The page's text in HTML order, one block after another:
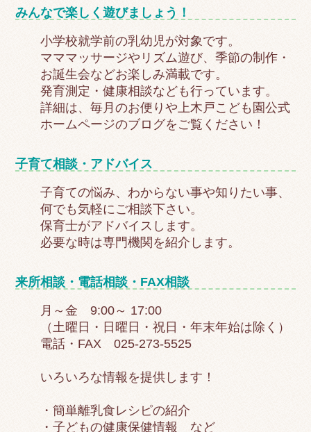
みんなで楽しく遊びましょう！
小学校就学前の乳幼児が対象です。
マママッサージやリズム遊び、季節の制作・
お誕生会などお楽しみ満載です。
発育測定・健康相談なども行っています。
詳細は、毎月のお便りや上木戸こども園公式
ホームページのブログをご覧ください！
子育て相談・アドバイス
子育ての悩み、わからない事や知りたい事、
何でも気軽にご相談下さい。
保育士がアドバイスします。
必要な時は専門機関を紹介します。
来所相談・電話相談・FAX相談
月～金 9:00～ 17:00
（土曜日・日曜日・祝日・年末年始は除く）
電話・FAX 025-273-5525
いろいろな情報を提供します！
・簡単離乳食レシピの紹介
・子どもの健康保健情報 など